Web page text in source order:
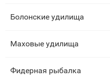
Болонские удилища
Маховые удилища
Фидерная рыбалка